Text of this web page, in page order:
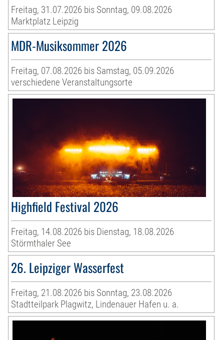
Freitag, 31.07.2026 bis Sonntag, 09.08.2026
Marktplatz Leipzig
MDR-Musiksommer 2026
Freitag, 07.08.2026 bis Samstag, 05.09.2026
verschiedene Veranstaltungsorte
Highfield Festival 2026
Freitag, 14.08.2026 bis Dienstag, 18.08.2026
Störmthaler See
26. Leipziger Wasserfest
Freitag, 21.08.2026 bis Sonntag, 23.08.2026
Stadtteilpark Plagwitz, Lindenauer Hafen u. a.